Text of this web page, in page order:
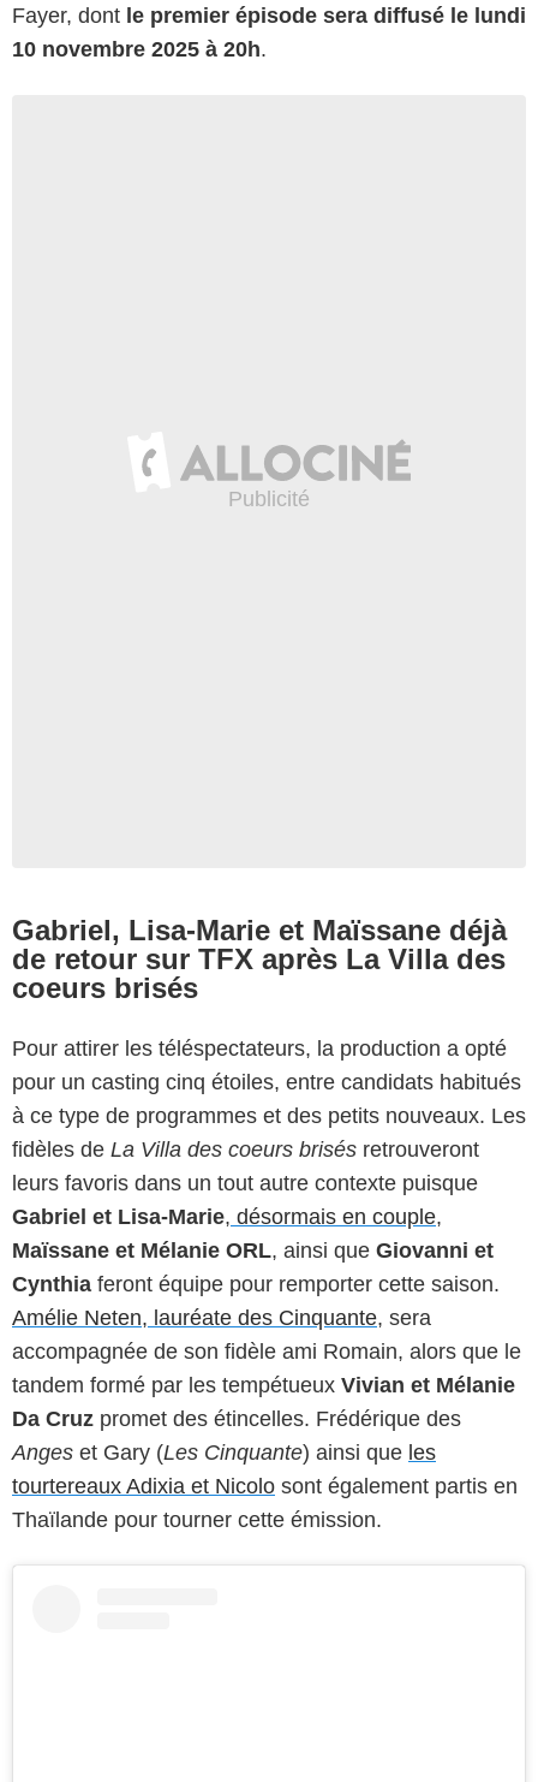
Fayer, dont le premier épisode sera diffusé le lundi
10 novembre 2025 à 20h.
Gabriel, Lisa-Marie et Maïssane déjà
de retour sur TFX après La Villa des
coeurs brisés
Pour attirer les téléspectateurs, la production a opté
pour un casting cinq étoiles, entre candidats habitués
à ce type de programmes et des petits nouveaux. Les
fidèles de La Villa des coeurs brisés retrouveront
leurs favoris dans un tout autre contexte puisque
Gabriel et Lisa-Marie, désormais en couple,
Maïssane et Mélanie ORL, ainsi que Giovanni et
Cynthia feront équipe pour remporter cette saison.
Amélie Neten, lauréate des Cinquante, sera
accompagnée de son fidèle ami Romain, alors que le
tandem formé par les tempétueux Vivian et Mélanie
Da Cruz promet des étincelles. Frédérique des
Anges et Gary (Les Cinquante) ainsi que les
tourtereaux Adixia et Nicolo sont également partis en
Thaïlande pour tourner cette émission.